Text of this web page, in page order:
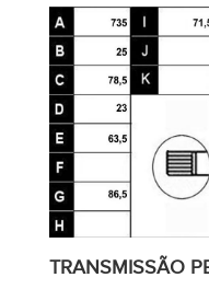
TRANSMISSÃO